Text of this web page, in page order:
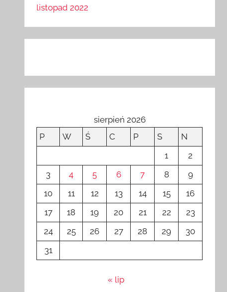
listopad 2022
sierpień 2026
P
W Ś C P S
N
1
2
3
4 5 6 7 8
9
10
11 12 13 14 15
16
17
18 19 20 21 22
23
24
25 26 27 28 29
30
31
« lip